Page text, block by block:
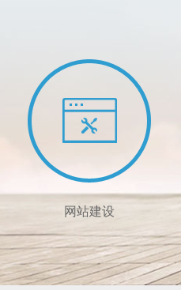
网站建设